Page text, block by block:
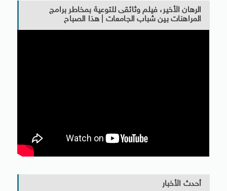
الرهان الأخير، فيلم وثائقى للتوعية بمخاطر برامج
المراهنات بين شباب الجامعات | هذا الصباح
أحدث الأخبار